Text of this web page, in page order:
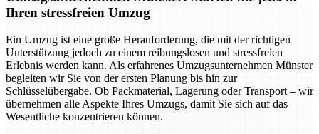
Ihren stressfreien Umzug
Ein Umzug ist eine große Herauforderung, die mit der richtigen
Unterstützung jedoch zu einem reibungslosen und stressfreien
Erlebnis werden kann. Als erfahrenes Umzugsunternehmen Münster
begleiten wir Sie von der ersten Planung bis hin zur
Schlüsselübergabe. Ob Packmaterial, Lagerung oder Transport – wir
übernehmen alle Aspekte Ihres Umzugs, damit Sie sich auf das
Wesentliche konzentrieren können.